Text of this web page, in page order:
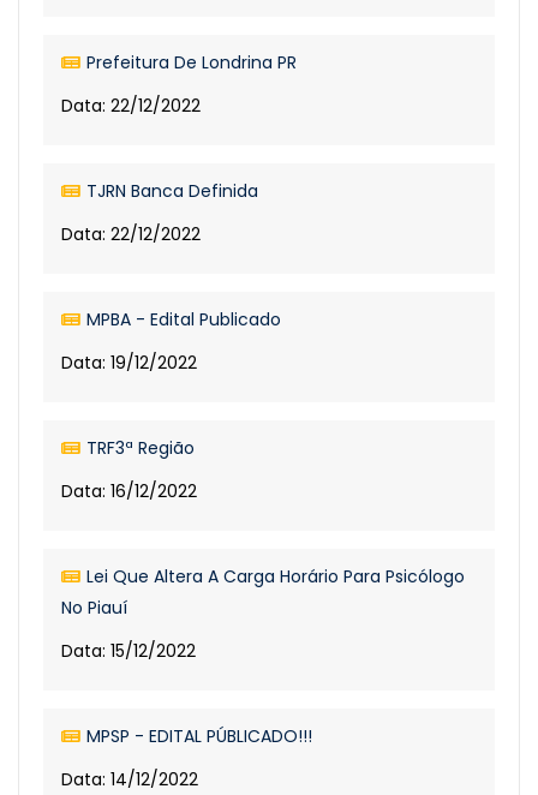
Prefeitura De Londrina PR
Data: 22/12/2022
TJRN Banca Definida
Data: 22/12/2022
MPBA - Edital Publicado
Data: 19/12/2022
TRF3ª Região
Data: 16/12/2022
Lei Que Altera A Carga Horário Para Psicólogo
No Piauí
Data: 15/12/2022
MPSP - EDITAL PÚBLICADO!!!
Data: 14/12/2022